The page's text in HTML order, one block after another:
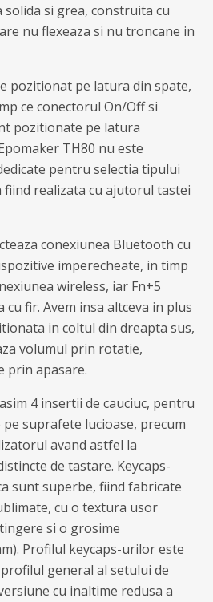
si grea, construita cu
nu flexeaza si nu troncane in
pozitionat pe latura din spate,
ce conectorul On/Off si
pozitionate pe latura
TH80 nu este
pentru selectia tipului
fiind realizata cu ajutorul tastei
conexiunea Bluetooth cu
imperecheate, in timp
wireless, iar Fn+5
cu fir. Avem insa altceva in plus
in coltul din dreapta sus,
volumul prin rotatie,
prin apasare.
4 insertii de cauciuc, pentru
suprafete lucioase, precum
avand astfel la
de tastare. Keycaps-
sunt superbe, fiind fabricate
cu o textura usor
si o grosime
Profilul keycaps-urilor este
general al setului de
cu inaltime redusa a